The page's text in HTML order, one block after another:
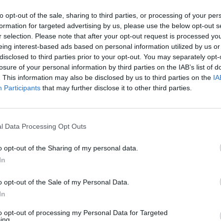
opt-out of the sale, sharing to third parties, or processing of your
for targeted advertising by us, please use the below opt-out
selection. Please note that after your opt-out request is processed
interest-based ads based on personal information utilized by us
to third parties prior to your opt-out. You may separately
of your personal information by third parties on the IAB’s list of
This information may also be disclosed by us to third parties on the
Participants that may further disclose it to other third parties.
Data Processing Opt Outs
opt-out of the Sharing of my personal data.
opt-out of the Sale of my Personal Data.
opt-out of processing my Personal Data for Targeted
με εμένα»,ξεκινά στο γράμμα του, λίγο πριν
του:
σωματική ή ψυχική, και είμαι αρκετά
. Όταν ήμουν νεότερος, μάλλον έκανα το
με το οποίο είχα φάει κόλλημα, για
εγώ παρέμενα εκεί, σε βάρος άλλων
έχω αλλάξει οπτική. Οι περισσότερες
και όσες δεν έχουν θέλουν απλώς να
γύρω μου έχουν μια εμπειρία. Νιώθω πως
τον οποίο δεν μπορώ να ξεφύγω. Όλοι μου
και πως όταν η σωστή στιγμή έρθει τα
χρόνια όμως είμαι μετέωρος ανάμεσα στο